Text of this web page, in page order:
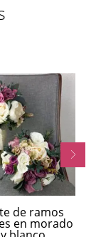
de ramos
en morado